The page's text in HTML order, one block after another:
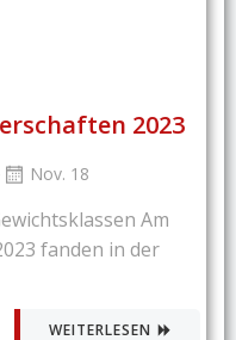
2023
Nov. 18
Am
fanden in der
WEITERLESEN